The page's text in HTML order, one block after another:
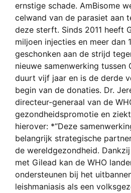
ernstige schade. AmBisome
celwand van de parasiet aan
deze sterft. Sinds 2011 heeft
miljoen injecties en meer dan
geschonken aan de strijd
nieuwe samenwerking tussen
duurt vijf jaar en is de derde
begin van de donaties. Dr.
directeur-generaal van de
gezondheidspromotie en
hierover: *“Deze
belangrijk strategische
de wereldgezondheid.
met Gilead kan de WHO
ondersteunen bij het
leishmaniasis als een